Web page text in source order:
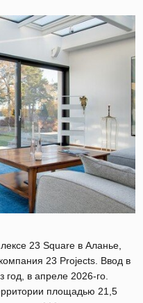
23 Square в Аланье,
23 Projects. Ввод в
год, в апреле 2026-го.
площадью 21,5